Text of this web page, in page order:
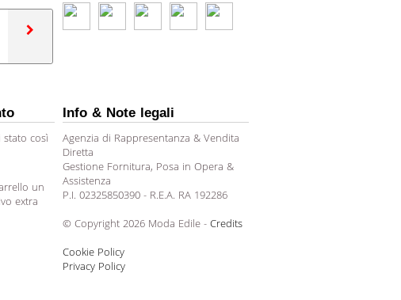
così
un
extra
Info & Note legali
Agenzia di Rappresentanza & Vendita
Diretta
Gestione Fornitura, Posa in Opera &
Assistenza
P.I. 02325850390 - R.E.A. RA 192286
© Copyright 2026 Moda Edile - Credits
Cookie Policy
Privacy Policy